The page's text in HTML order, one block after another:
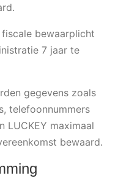
bewaarplicht
7 jaar te
gegevens zoals
telefoonnummers
LUCKEY maximaal
bewaard.